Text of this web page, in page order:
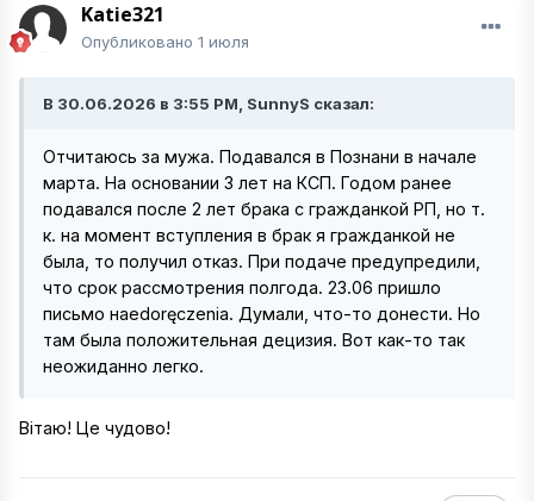
Katie321
Опубликовано 1 июля
В 30.06.2026 в 3:55 PM, SunnyS сказал:
Отчитаюсь за мужа. Подавался в Познани в начале
марта. На основании 3 лет на КСП. Годом ранее
подавался после 2 лет брака с гражданкой РП, но т.
к. на момент вступления в брак я гражданкой не
была, то получил отказ. При подаче предупредили,
что срок рассмотрения полгода. 23.06 пришло
письмо наedoręczenia. Думали, что-то донести. Но
там была положительная децизия. Вот как-то так
неожиданно легко.
Вітаю! Це чудово!